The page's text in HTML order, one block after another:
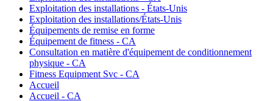
Exploitation des installations - États-Unis
Exploitation des installations/États-Unis
Équipements de remise en forme
Équipement de fitness - CA
Consultation en matière d'équipement de conditionnement
physique - CA
Fitness Equipment Svc - CA
Accueil
Accueil - CA